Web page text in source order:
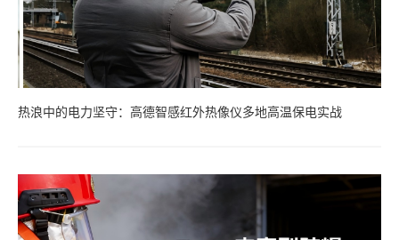
热浪中的电力坚守：高德智感红外热像仪多地高温保电实战